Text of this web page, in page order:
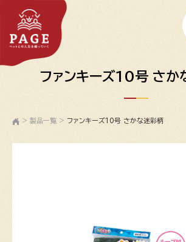
ファンキーズ10号 さか
> 製品一覧 > ファンキーズ10号 さかな迷彩柄